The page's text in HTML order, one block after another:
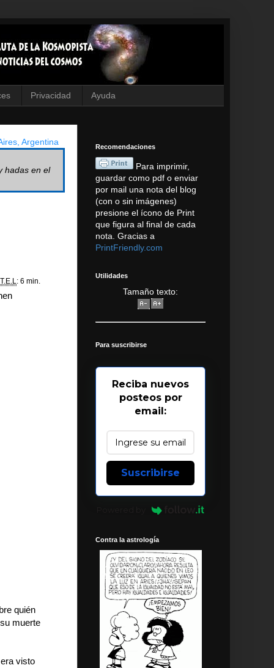
Privacidad Ayuda
Argentina
hadas en el
T.E.L: 6 min.
quién
muerte
visto
Recomendaciones
Para imprimir,
guardar como pdf o enviar
por mail una nota del blog
(con o sin imágenes)
presione el ícono de Print
que figura al final de cada
nota. Gracias a
PrintFriendly.com
Utilidades
Tamaño texto:
Para suscribirse
Reciba nuevos
posteos por
email:
Suscribirse
Contra la astrología